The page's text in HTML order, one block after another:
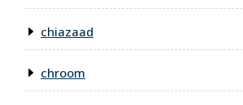
chiazaad
chroom